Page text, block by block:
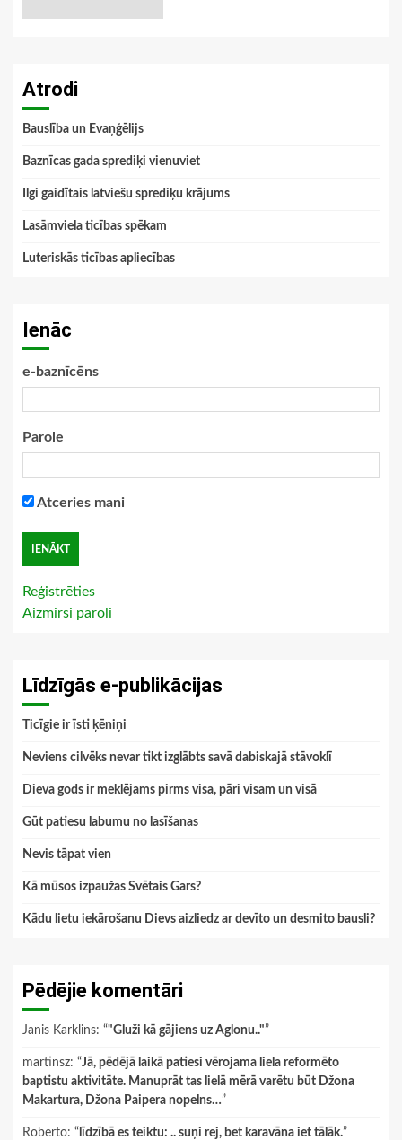
Atrodi
Bauslība un Evaņģēlijs
Baznīcas gada sprediķi vienuviet
Ilgi gaidītais latviešu sprediķu krājums
Lasāmviela ticības spēkam
Luteriskās ticības apliecības
Ienāc
e-baznīcēns
Parole
Atceries mani
Reģistrēties
Aizmirsi paroli
Līdzīgās e-publikācijas
Ticīgie ir īsti ķēniņi
Neviens cilvēks nevar tikt izglābts savā dabiskajā stāvoklī
Dieva gods ir meklējams pirms visa, pāri visam un visā
Gūt patiesu labumu no lasīšanas
Nevis tāpat vien
Kā mūsos izpaužas Svētais Gars?
Kādu lietu iekārošanu Dievs aizliedz ar devīto un desmito bausli?
Pēdējie komentāri
Janis Karklins: “"Gluži kā gājiens uz Aglonu.."”
martinsz: “Jā, pēdējā laikā patiesi vērojama liela reformēto
baptistu aktivitāte. Manuprāt tas lielā mērā varētu būt Džona
Makartura, Džona Paipera nopelns…”
Roberto: “ līdzībā es teiktu: .. suņi rej, bet karavāna iet tālāk.”